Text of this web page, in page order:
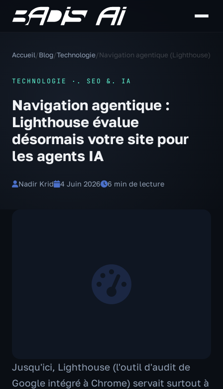
Accueil/Blog/Technologie/Navigation agentique (Lighthouse)
TECHNOLOGIE ·. SEO &. IA
Navigation agentique :
Lighthouse évalue
désormais votre site pour
les agents IA
Nadir Krid 4 Juin 2026 6 min de lecture
Jusqu'ici, Lighthouse (l'outil d'audit de
Google intégré à Chrome) servait surtout à